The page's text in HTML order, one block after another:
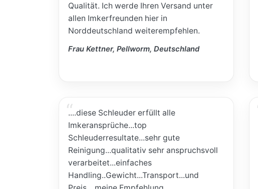
Qualität. Ich werde Ihren Versand unter
allen Imkerfreunden hier in
Norddeutschland weiterempfehlen.
Frau Kettner, Pellworm, Deutschland
....diese Schleuder erfüllt alle
Imkeransprüche...top
Schleuderresultate...sehr gute
Reinigung...qualitativ sehr anspruchsvoll
verarbeitet...einfaches
Handling..Gewicht...Transport...und